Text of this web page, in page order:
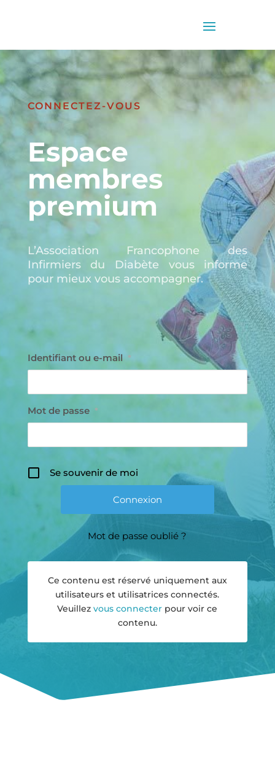
CONNECTEZ-VOUS
Espace
membres
premium
L’Association Francophone des
Infirmiers du Diabète vous informe
pour mieux vous accompagner.
Identifiant ou e-mail *
Mot de passe *
Se souvenir de moi
Mot de passe oublié ?
Ce contenu est réservé uniquement aux
utilisateurs et utilisatrices connectés.
Veuillezvous connecter pour voir ce
contenu.